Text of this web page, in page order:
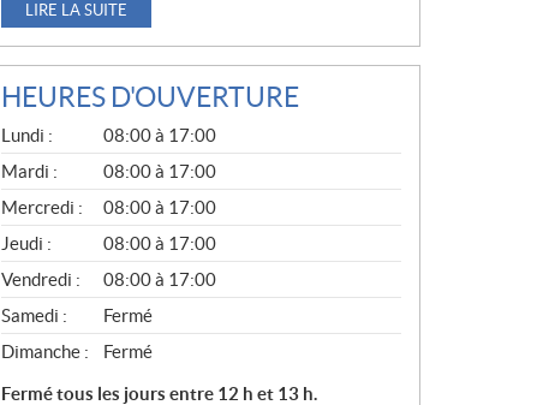
LIRE LA SUITE
HEURES D'OUVERTURE
G
É
N
É
R
A
L
Lundi :
08:00 à 17:00
Mardi :
08:00 à 17:00
Mercredi :
08:00 à 17:00
Jeudi :
08:00 à 17:00
Vendredi :
08:00 à 17:00
Samedi :
Fermé
Dimanche :
Fermé
Fermé tous les jours entre 12 h et 13 h.